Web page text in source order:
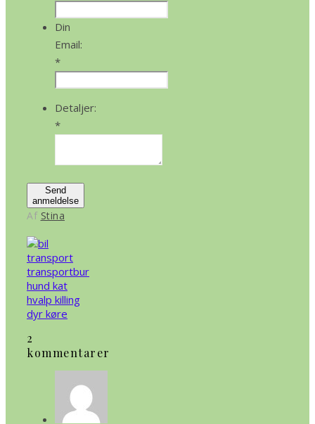
Din
Email:
*
Detaljer:
*
Send
anmeldelse
Af Stina
2
kommentarer